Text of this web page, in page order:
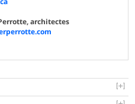
architectes